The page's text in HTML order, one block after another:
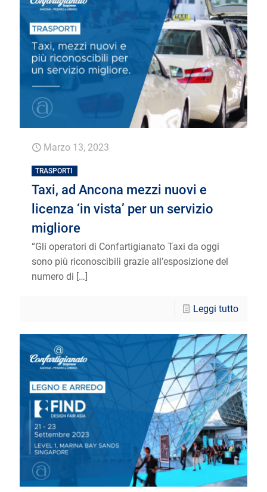
Marzo 13, 2023
TRASPORTI
Taxi, ad Ancona mezzi nuovi e
licenza ‘in vista’ per un servizio
migliore
“Gli operatori di Confartigianato Taxi da oggi
sono più riconoscibili grazie all’esposizione del
numero di […]
Leggi tutto